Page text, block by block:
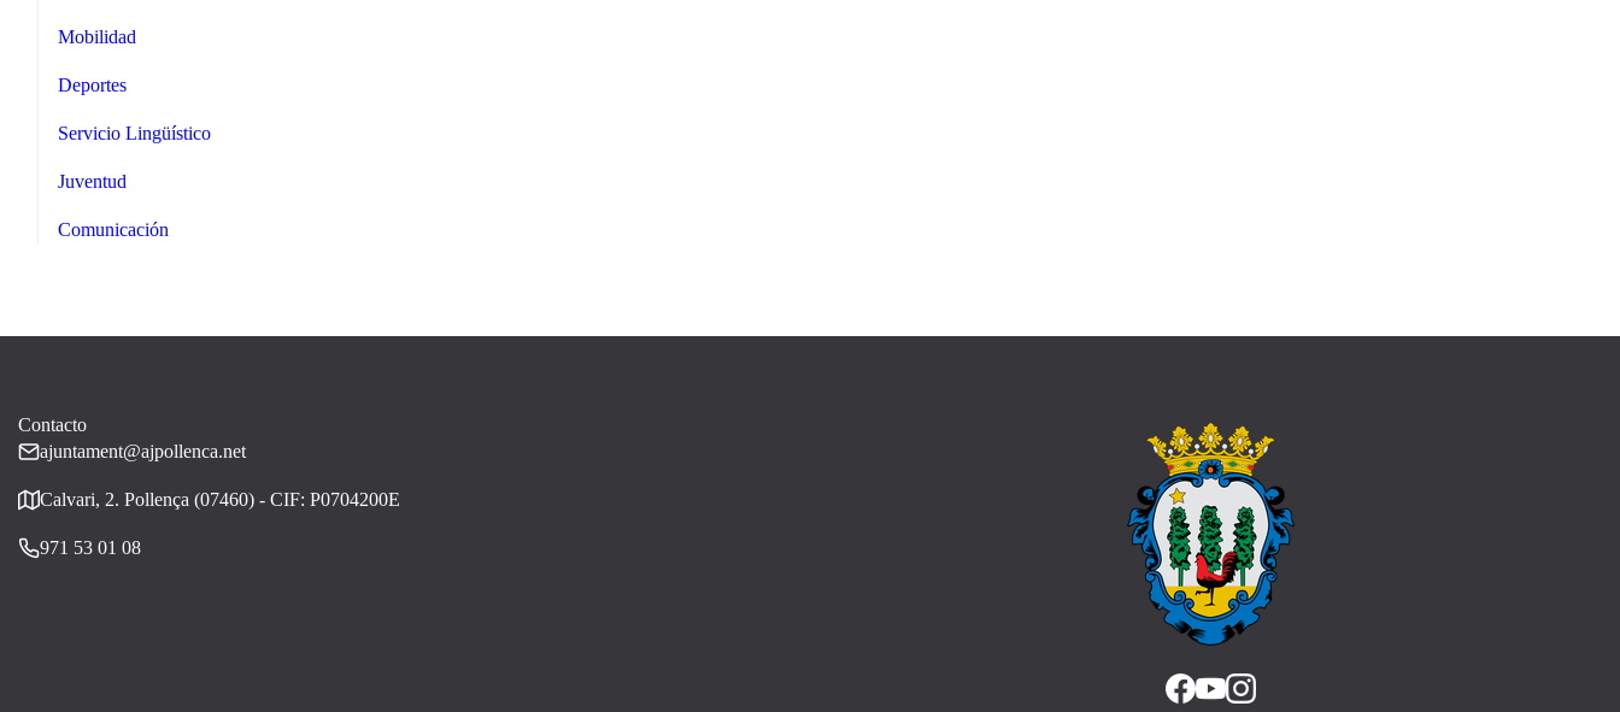
Mobilidad
Deportes
Servicio Lingüístico
Juventud
Comunicación
Contacto
ajuntament@ajpollenca.net
Calvari, 2. Pollença (07460) - CIF: P0704200E
971 53 01 08